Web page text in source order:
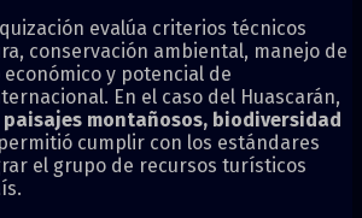
evalúa criterios técnicos
conservación ambiental, manejo de
y potencial de
En el caso del Huascarán,
paisajes montañosos, biodiversidad
permitió cumplir con los estándares
el grupo de recursos turísticos